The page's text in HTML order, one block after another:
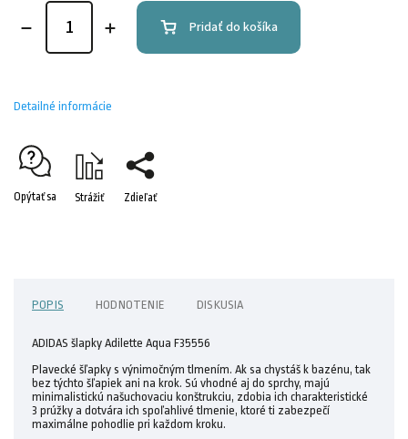
Pridať do košíka
Detailné informácie
Opýtať sa Strážiť Zdieľať
POPIS HODNOTENIE DISKUSIA
ADIDAS šlapky Adilette Aqua F35556
Plavecké šľapky s výnimočným tlmením. Ak sa chystáš k bazénu, tak
bez týchto šľapiek ani na krok. Sú vhodné aj do sprchy, majú
minimalistickú našuchovaciu konštrukciu, zdobia ich charakteristické
3 prúžky a dotvára ich spoľahlivé tlmenie, ktoré ti zabezpečí
maximálne pohodlie pri každom kroku.